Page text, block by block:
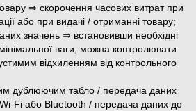
⇒ скорочення часових витрат при
або при видачі / отриманні товару;
значень ⇒ встановивши необхідні
ваги, можна контролювати
відхиленням від контрольного
дублюючим табло / передача даних
Fi або Bluetooth / передача даних до